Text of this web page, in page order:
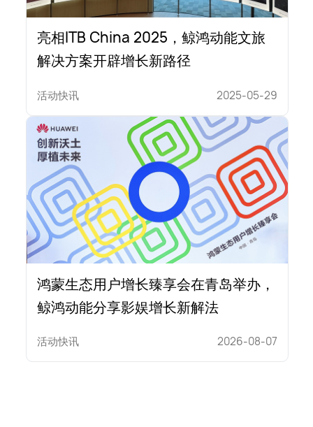
亮相ITB China 2025，鲸鸿动能文旅
解决方案开辟增长新路径
活动快讯 2025-05-29
鸿蒙生态用户增长臻享会在青岛举办，
鲸鸿动能分享影娱增长新解法
活动快讯 2026-08-07